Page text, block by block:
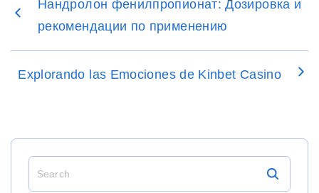
Нандролон фенилпропионат: Дозировка и
рекомендации по применению
Explorando las Emociones de Kinbet Casino